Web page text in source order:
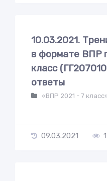
10.03.2021.
в формате ВПР
класс
ответы
«ВПР 2021 - 7
09.03.2021